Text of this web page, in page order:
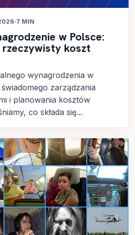
·7 MIN
w Polsce:
koszt
wynagrodzenia w
zarządzania
i planowania kosztów
co składa się...